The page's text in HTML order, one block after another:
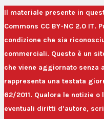
Il materiale presente in
Commons CC BY-NC 2.0 IT.
condizione che sia
commerciali. Questo è un
che viene aggiornato senza
rappresenta una testata
62/2011. Qualora le notizie
eventuali diritti d’autore,